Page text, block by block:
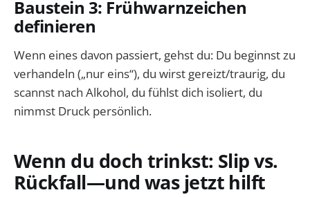
Baustein 3: Frühwarnzeichen
definieren
Wenn eines davon passiert, gehst du: Du beginnst zu
verhandeln („nur eins“), du wirst gereizt/traurig, du
scannst nach Alkohol, du fühlst dich isoliert, du
nimmst Druck persönlich.
Wenn du doch trinkst: Slip vs.
Rückfall—und was jetzt hilft